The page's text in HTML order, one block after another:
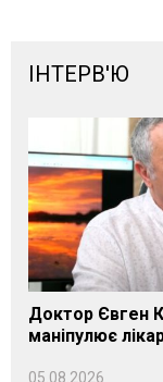
ІНТЕРВ'Ю
Доктор Євген
маніпулює
05.08.2026